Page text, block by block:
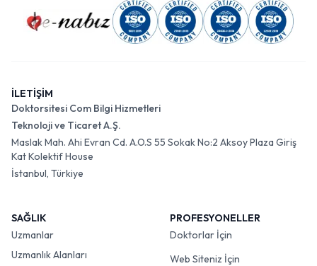
İLETİŞİM
Doktorsitesi Com Bilgi Hizmetleri
Teknoloji ve Ticaret A.Ş.
Maslak Mah. Ahi Evran Cd. A.O.S 55 Sokak No:2 Aksoy Plaza Giriş
Kat Kolektif House
İstanbul, Türkiye
SAĞLIK
Uzmanlar
Uzmanlık Alanları
PROFESYONELLER
Doktorlar İçin
Web Siteniz İçin